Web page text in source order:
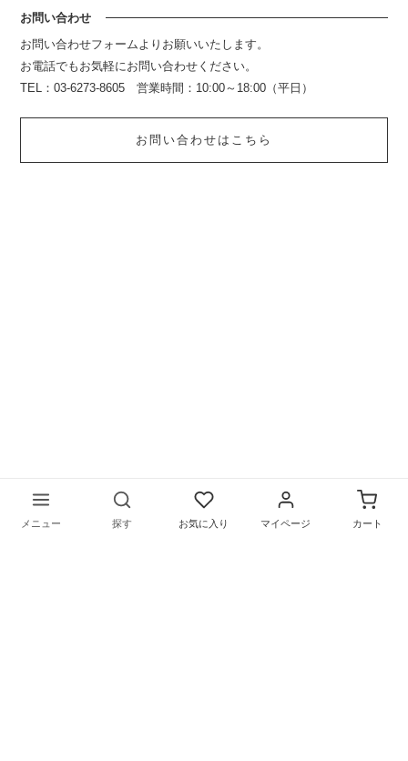
メニュー 探す お気に入り マイページ カート
お問い合わせ
お問い合わせフォームよりお願いいたします。
お電話でもお気軽にお問い合わせください。
TEL：03-6273-8605 営業時間：10:00～18:00（平日）
お問い合わせはこちら